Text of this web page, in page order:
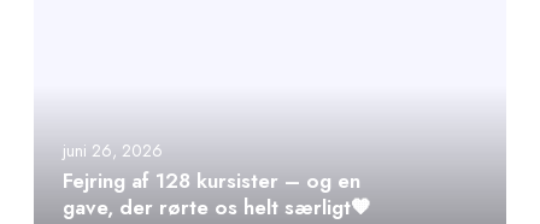
juni 26, 2026
Fejring af 128 kursister – og en
gave, der rørte os helt særligt🧡